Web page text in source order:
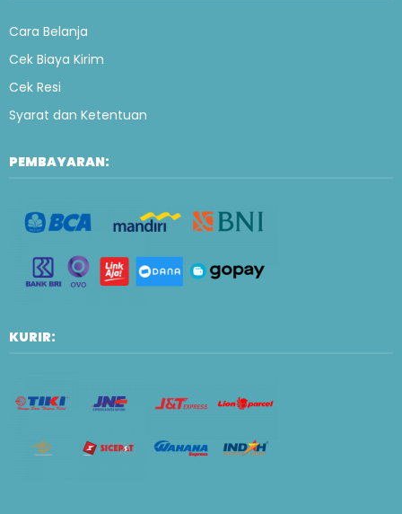
Cara Belanja
Cek Biaya Kirim
Cek Resi
Syarat dan Ketentuan
PEMBAYARAN:
KURIR: